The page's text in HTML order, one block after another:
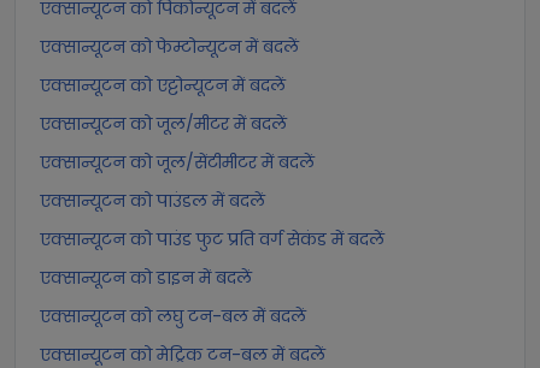
एक्सान्यूटन को पिकोन्यूटन में बदलें
एक्सान्यूटन को फेम्टोन्यूटन में बदलें
एक्सान्यूटन को एट्टोन्यूटन में बदलें
एक्सान्यूटन को जूल/मीटर में बदलें
एक्सान्यूटन को जूल/सेंटीमीटर में बदलें
एक्सान्यूटन को पाउंडल में बदलें
एक्सान्यूटन को पाउंड फुट प्रति वर्ग सेकंड में बदलें
एक्सान्यूटन को डाइन में बदलें
एक्सान्यूटन को लघु टन-बल में बदलें
एक्सान्यूटन को मेट्रिक टन-बल में बदलें